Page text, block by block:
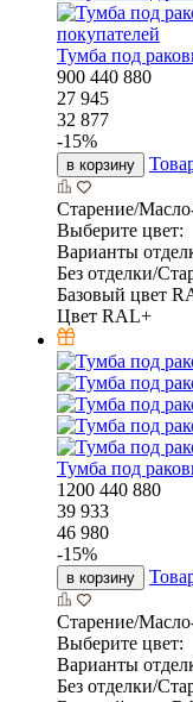
покупателей
Тумба под
900 440 880
27 945
32 877
-15%
в корзину
Старение/
Выберите цвет:
Варианты
Без отделки/
Базовый цвет
Цвет RAL+
Тумба под
1200 440 880
39 933
46 980
-15%
в корзину
Старение/
Выберите цвет:
Варианты
Без отделки/